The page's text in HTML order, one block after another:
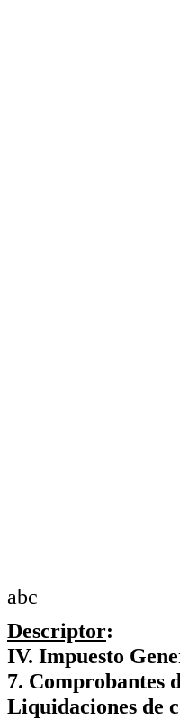
abc
Descriptor:
IV. Impuesto
7. Comprobantes
Liquidaciones de